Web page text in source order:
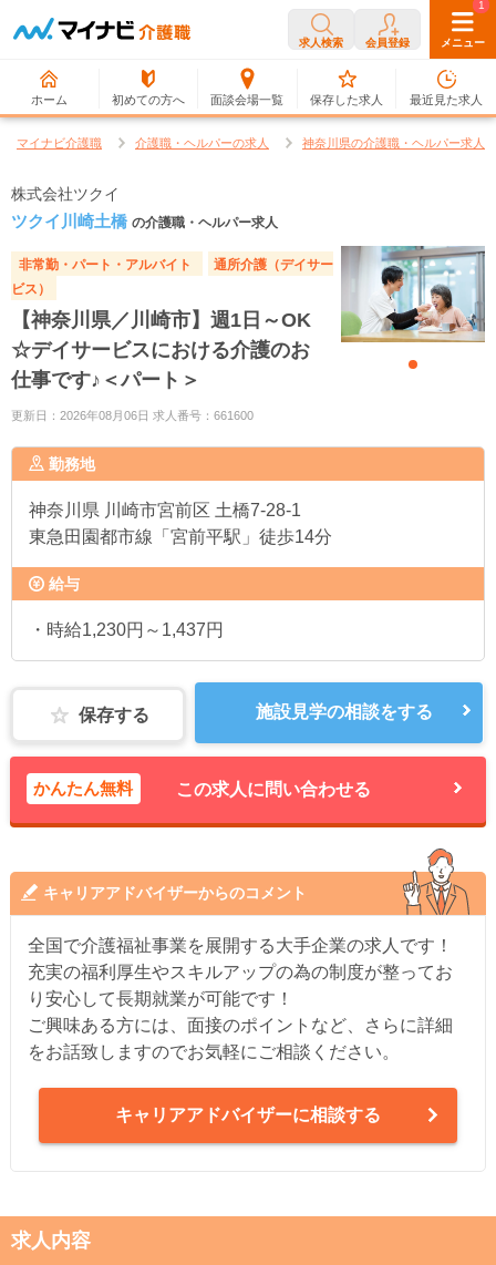
求人検索 会員登録 メニュー
ホーム 初めての方へ 面談会場一覧
0
保存した求人
1
最近見た求人
マイナビ介護職 介護職・ヘルパーの求人 神奈川県の介護職・ヘルパー求人
株式会社ツクイ
ツクイ川崎土橋 の介護職・ヘルパー求人
非常勤・パート・アルバイト
通所介護（デイサー
ビス）
【神奈川県／川崎市】週1日～OK
☆デイサービスにおける介護のお
仕事です♪＜パート＞
更新日：2026年08月06日 求人番号：661600
勤務地
神奈川県 川崎市宮前区 土橋7-28-1
東急田園都市線「宮前平駅」徒歩14分
給与
・時給1,230円～1,437円
保存する 施設見学の相談をする
かんたん無料 この求人に問い合わせる
キャリアアドバイザーからのコメント
全国で介護福祉事業を展開する大手企業の求人です！
充実の福利厚生やスキルアップの為の制度が整ってお
り安心して長期就業が可能です！
ご興味ある方には、面接のポイントなど、さらに詳細
をお話致しますのでお気軽にご相談ください。
キャリアアドバイザーに相談する
求人内容